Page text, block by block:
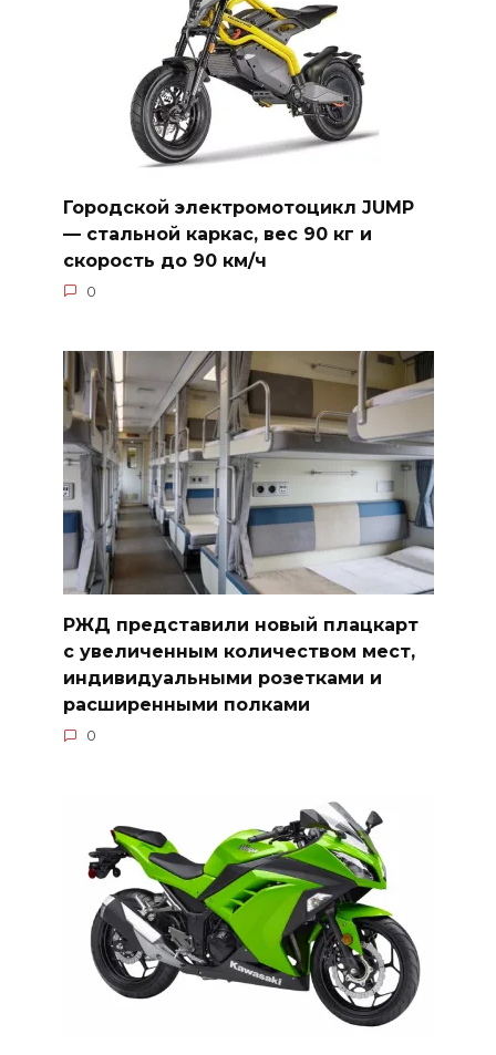
Городской электромотоцикл JUMP
— стальной каркас, вес 90 кг и
скорость до 90 км/ч
0
РЖД представили новый плацкарт
с увеличенным количеством мест,
индивидуальными розетками и
расширенными полками
0